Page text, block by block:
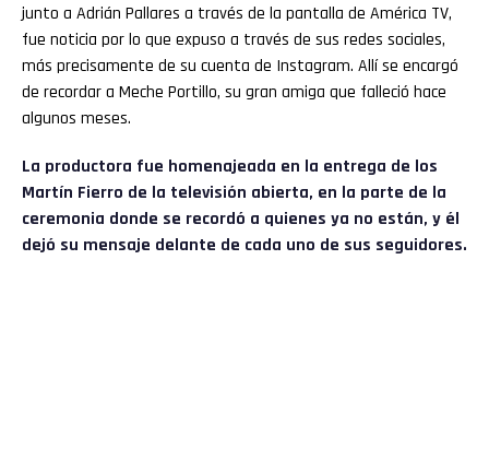
junto a Adrián Pallares a través de la pantalla de América TV,
fue noticia por lo que expuso a través de sus redes sociales,
más precisamente de su cuenta de Instagram. Allí se encargó
de recordar a Meche Portillo, su gran amiga que falleció hace
algunos meses.
La productora fue homenajeada en la entrega de los
Martín Fierro de la televisión abierta, en la parte de la
ceremonia donde se recordó a quienes ya no están, y él
dejó su mensaje delante de cada uno de sus seguidores.